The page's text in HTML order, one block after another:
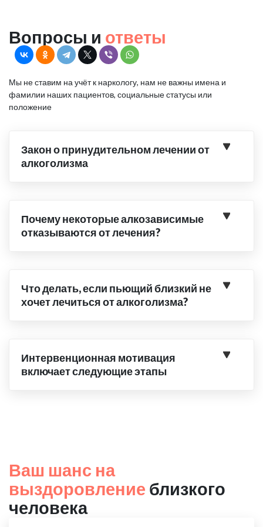
Вопросы и ответы
Мы не ставим на учёт к наркологу, нам не важны имена и
фамилии наших пациентов, социальные статусы или
положение
Закон о принудительном лечении от
алкоголизма
Почему некоторые алкозависимые
отказываются от лечения?
Что делать, если пьющий близкий не
хочет лечиться от алкоголизма?
Интервенционная мотивация
включает следующие этапы
Ваш шанс на
выздоровление близкого
человека